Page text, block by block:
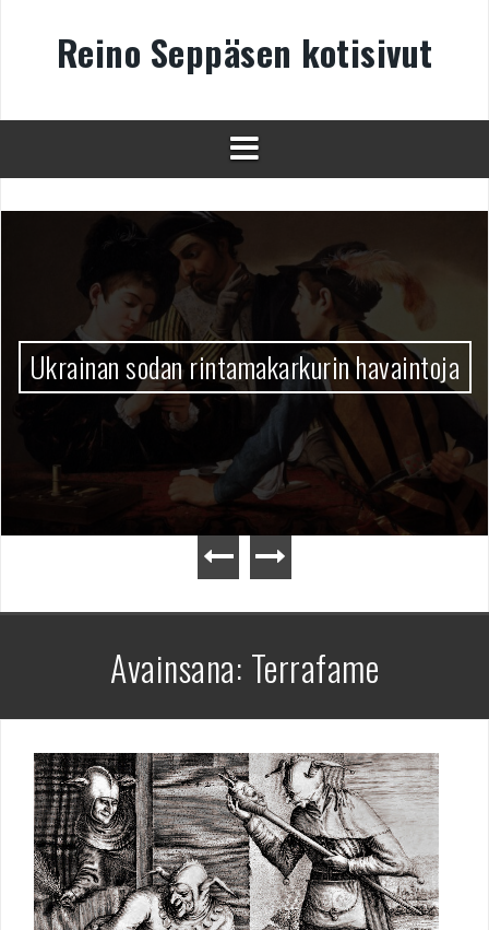
Reino Seppäsen kotisivut
Ukrainan sodan rintamakarkurin havaintoja
Avainsana: Terrafame